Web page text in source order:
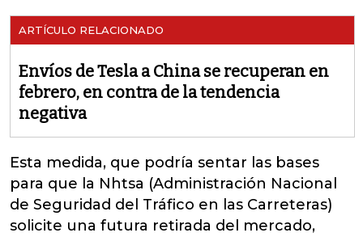
ARTÍCULO RELACIONADO
Envíos de Tesla a China se recuperan en
febrero, en contra de la tendencia
negativa
Esta medida, que podría sentar las bases
para que la Nhtsa (Administración Nacional
de Seguridad del Tráfico en las Carreteras)
solicite una futura retirada del mercado,